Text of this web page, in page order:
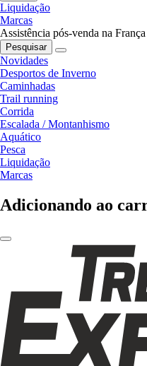
Liquidação
Marcas
Assistência pós-venda na França
Pesquisar
Novidades
Desportos de Inverno
Caminhadas
Trail running
Corrida
Escalada / Montanhismo
Aquático
Pesca
Liquidação
Marcas
Adicionando ao